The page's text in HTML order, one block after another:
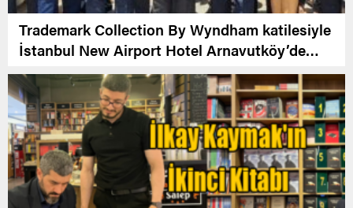
Trademark Collection By Wyndham katilesiyle
İstanbul New Airport Hotel Arnavutköy’de
Açıldı